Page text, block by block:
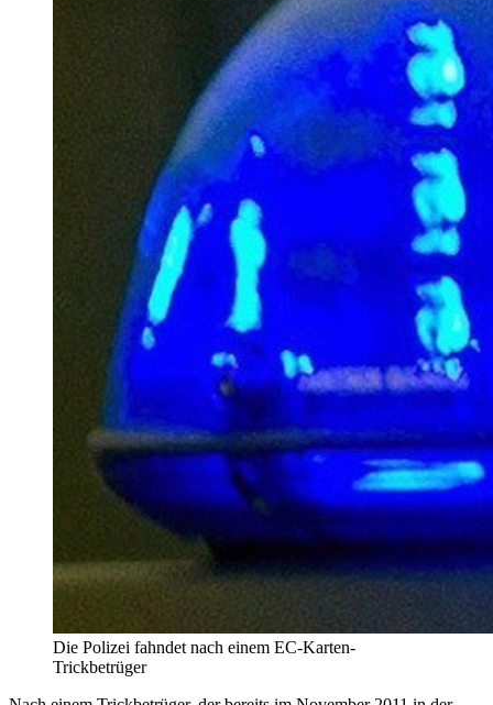
Die Polizei fahndet nach einem EC-Karten-
Trickbetrüger